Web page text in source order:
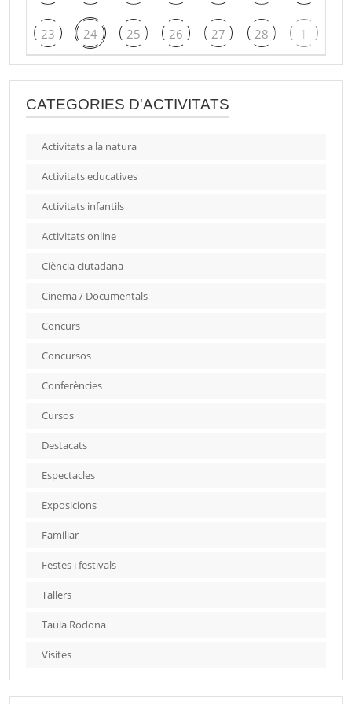
23 24 25 26 27 28 1
CATEGORIES D'ACTIVITATS
Activitats a la natura
Activitats educatives
Activitats infantils
Activitats online
Ciència ciutadana
Cinema / Documentals
Concurs
Concursos
Conferències
Cursos
Destacats
Espectacles
Exposicions
Familiar
Festes i festivals
Tallers
Taula Rodona
Visites